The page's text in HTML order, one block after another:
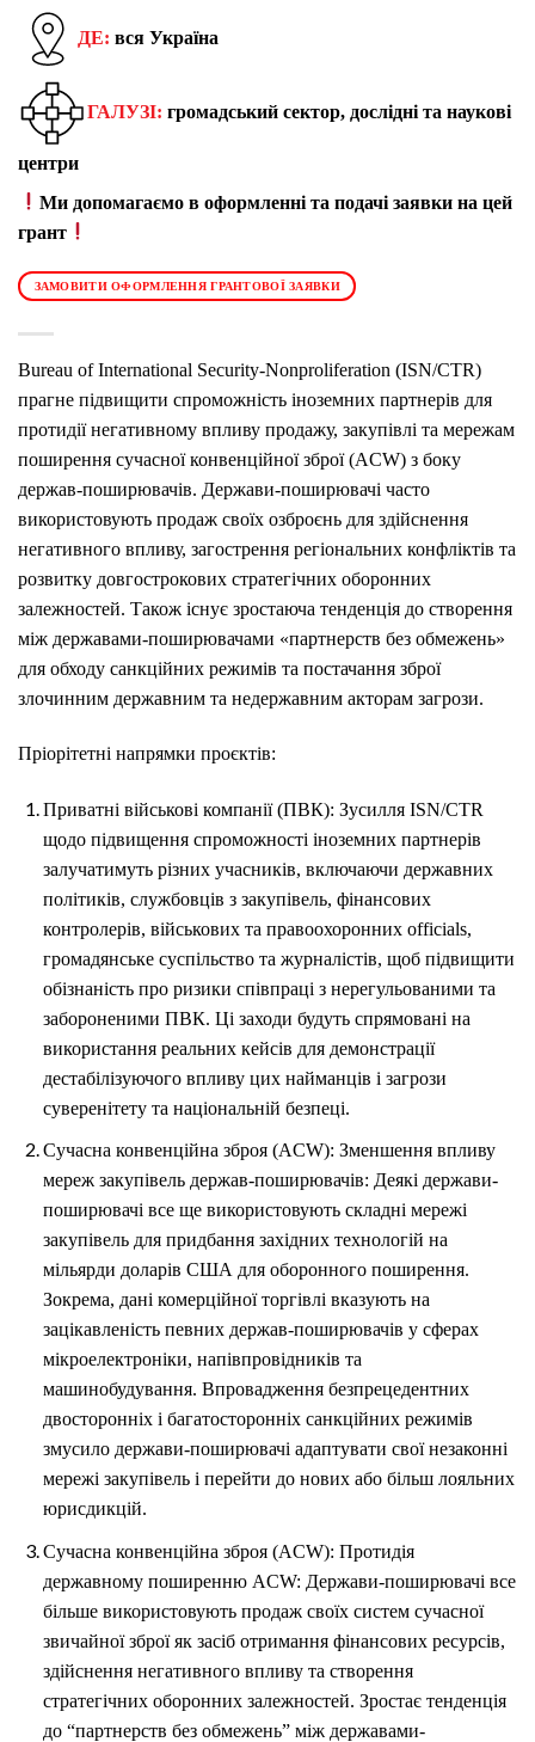
ДЕ: вся Україна
ГАЛУЗІ: громадський сектор, дослідні та наукові
центри
Ми допомагаємо в оформленні та подачі заявки на цей
грант
ЗАМОВИТИ ОФОРМЛЕННЯ ГРАНТОВОЇ ЗАЯВКИ
Bureau of International Security-Nonproliferation (ISN/CTR)
прагне підвищити спроможність іноземних партнерів для
протидії негативному впливу продажу, закупівлі та мережам
поширення сучасної конвенційної зброї (ACW) з боку
держав-поширювачів. Держави-поширювачі часто
використовують продаж своїх озброєнь для здійснення
негативного впливу, загострення регіональних конфліктів та
розвитку довгострокових стратегічних оборонних
залежностей. Також існує зростаюча тенденція до створення
між державами-поширювачами «партнерств без обмежень»
для обходу санкційних режимів та постачання зброї
злочинним державним та недержавним акторам загрози.
Пріорітетні напрямки проєктів:
Приватні військові компанії (ПВК): Зусилля ISN/CTR
щодо підвищення спроможності іноземних партнерів
залучатимуть різних учасників, включаючи державних
політиків, службовців з закупівель, фінансових
контролерів, військових та правоохоронних officials,
громадянське суспільство та журналістів, щоб підвищити
обізнаність про ризики співпраці з нерегульованими та
забороненими ПВК. Ці заходи будуть спрямовані на
використання реальних кейсів для демонстрації
дестабілізуючого впливу цих найманців і загрози
суверенітету та національній безпеці.
Сучасна конвенційна зброя (ACW): Зменшення впливу
мереж закупівель держав-поширювачів: Деякі держави-
поширювачі все ще використовують складні мережі
закупівель для придбання західних технологій на
мільярди доларів США для оборонного поширення.
Зокрема, дані комерційної торгівлі вказують на
зацікавленість певних держав-поширювачів у сферах
мікроелектроніки, напівпровідників та
машинобудування. Впровадження безпрецедентних
двосторонніх і багатосторонніх санкційних режимів
змусило держави-поширювачі адаптувати свої незаконні
мережі закупівель і перейти до нових або більш лояльних
юрисдикцій.
Сучасна конвенційна зброя (ACW): Протидія
державному поширенню ACW: Держави-поширювачі все
більше використовують продаж своїх систем сучасної
звичайної зброї як засіб отримання фінансових ресурсів,
здійснення негативного впливу та створення
стратегічних оборонних залежностей. Зростає тенденція
до “партнерств без обмежень” між державами-